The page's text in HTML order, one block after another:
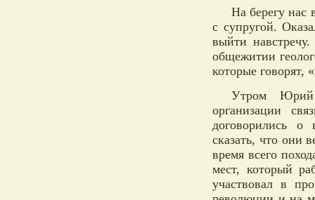
На берегу нас
с супругой.
выйти
общежитии
которые говорят,
Утром Юрий
организации
договорились о
сказать, что они
время всего
мест, который
участвовал в